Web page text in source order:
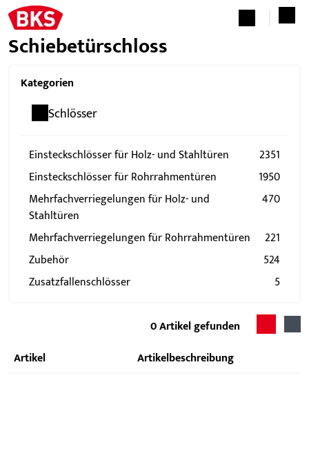
Schiebetürschloss
Kategorien
Schlösser
Einsteckschlösser für Holz- und Stahltüren
2351
Einsteckschlösser für Rohrrahmentüren
1950
Mehrfachverriegelungen für Holz- und
Stahltüren
470
Mehrfachverriegelungen für Rohrrahmentüren
221
Zubehör
524
Zusatzfallenschlösser
5
Artikel gefunden
Artikel
Artikelbeschreibung